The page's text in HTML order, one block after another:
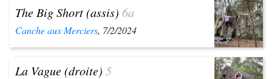
The Big Short (assis) 6a
Canche aux Merciers, 7/2/2024
La Vague (droite) 5